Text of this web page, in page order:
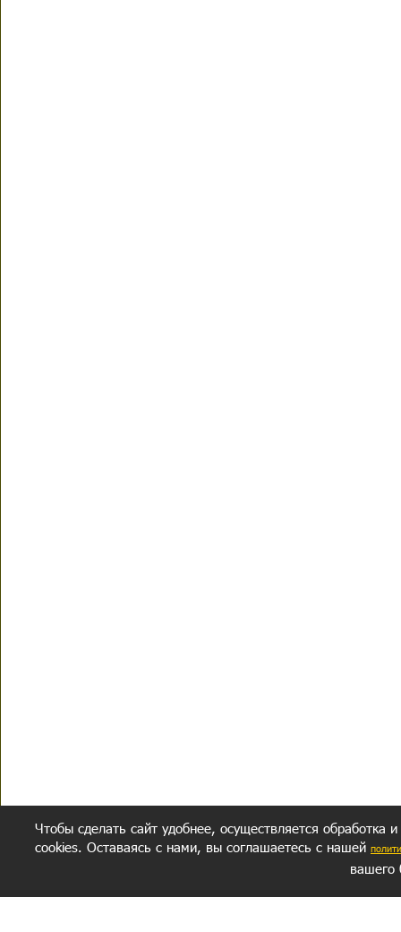
Чтобы сделать сайт удобнее, осуществляется обработка
cookies. Оставаясь с нами, вы соглашаетесь с нашей
вашего